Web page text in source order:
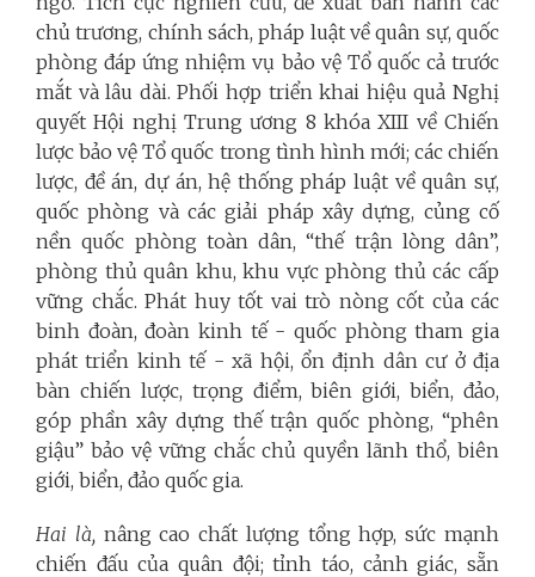
chủ trương, chính sách, pháp luật về quân sự, quốc
phòng đáp ứng nhiệm vụ bảo vệ Tổ quốc cả trước
mắt và lâu dài. Phối hợp triển khai hiệu quả Nghị
quyết Hội nghị Trung ương 8 khóa XIII về Chiến
lược bảo vệ Tổ quốc trong tình hình mới; các chiến
lược, đề án, dự án, hệ thống pháp luật về quân sự,
quốc phòng và các giải pháp xây dựng, củng cố
nền quốc phòng toàn dân, “thế trận lòng dân”,
phòng thủ quân khu, khu vực phòng thủ các cấp
vững chắc. Phát huy tốt vai trò nòng cốt của các
binh đoàn, đoàn kinh tế - quốc phòng tham gia
phát triển kinh tế - xã hội, ổn định dân cư ở địa
bàn chiến lược, trọng điểm, biên giới, biển, đảo,
góp phần xây dựng thế trận quốc phòng, “phên
giậu” bảo vệ vững chắc chủ quyền lãnh thổ, biên
giới, biển, đảo quốc gia.
Hai là, nâng cao chất lượng tổng hợp, sức mạnh
chiến đấu của quân đội; tỉnh táo, cảnh giác, sẵn